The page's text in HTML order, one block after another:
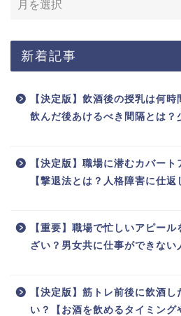
新着記事
【決定版】飲酒後の授乳は何
飲んだ後あけるべき間隔とは？
【決定版】職場に潜むカバー
【撃退法とは？人格障害に仕返
【重要】職場で忙しいアピー
ざい？男女共に仕事ができない
【決定版】筋トレ前後に飲酒
い？【お酒を飲めるタイミング